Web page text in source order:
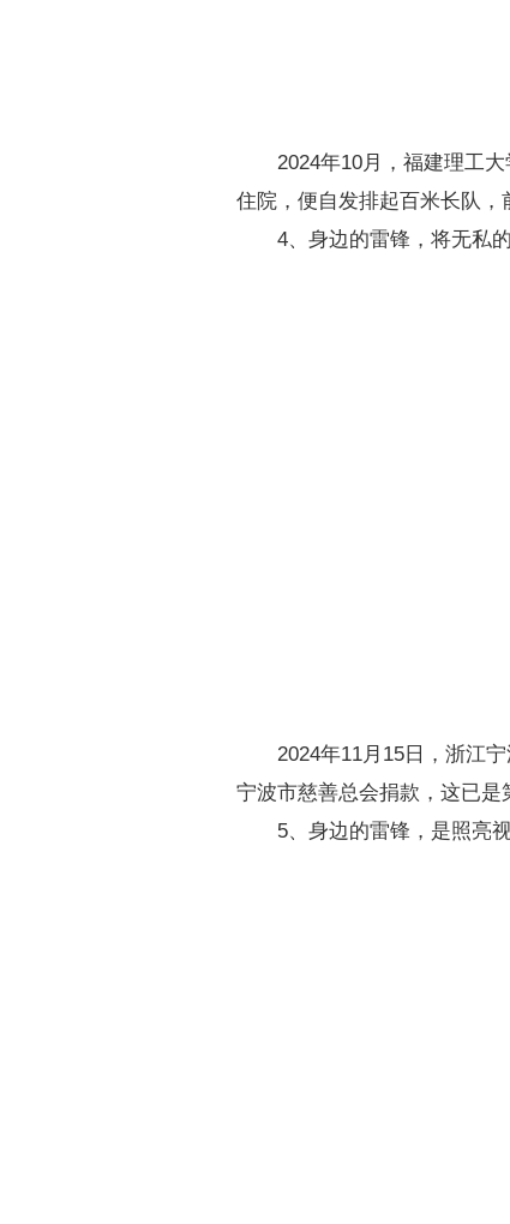
2024年10月，福建理工
住院，便自发排起百米长队，
4、身边的雷锋，将无私
2024年11月15日，浙江
宁波市慈善总会捐款，这已是
5、身边的雷锋，是照亮